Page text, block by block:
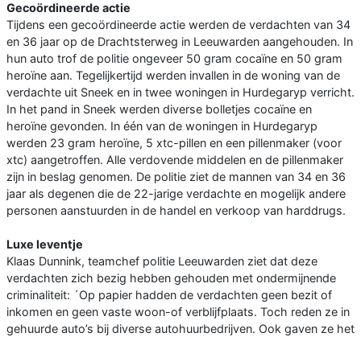
Gecoördineerde actie
Tijdens een gecoördineerde actie werden de verdachten van 34
en 36 jaar op de Drachtsterweg in Leeuwarden aangehouden. In
hun auto trof de politie ongeveer 50 gram cocaïne en 50 gram
heroïne aan. Tegelijkertijd werden invallen in de woning van de
verdachte uit Sneek en in twee woningen in Hurdegaryp verricht.
In het pand in Sneek werden diverse bolletjes cocaïne en
heroïne gevonden. In één van de woningen in Hurdegaryp
werden 23 gram heroïne, 5 xtc-pillen en een pillenmaker (voor
xtc) aangetroffen. Alle verdovende middelen en de pillenmaker
zijn in beslag genomen. De politie ziet de mannen van 34 en 36
jaar als degenen die de 22-jarige verdachte en mogelijk andere
personen aanstuurden in de handel en verkoop van harddrugs.
Luxe leventje
Klaas Dunnink, teamchef politie Leeuwarden ziet dat deze
verdachten zich bezig hebben gehouden met ondermijnende
criminaliteit: ´Op papier hadden de verdachten geen bezit of
inkomen en geen vaste woon-of verblijfplaats. Toch reden ze in
gehuurde auto’s bij diverse autohuurbedrijven. Ook gaven ze het